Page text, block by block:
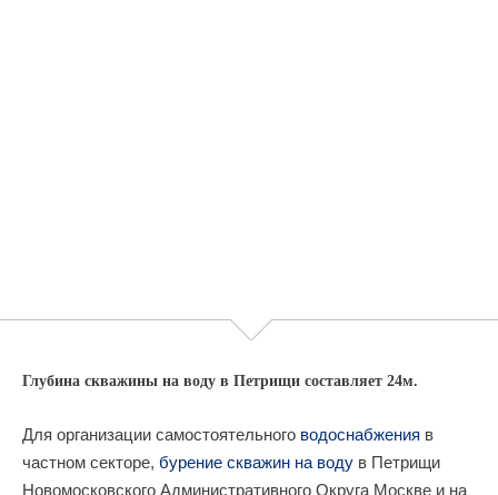
Глубина скважины на воду в Петрищи составляет 24м.
Для организации самостоятельного водоснабжения в
частном секторе, бурение скважин на воду в Петрищи
Новомосковского Административного Округа Москве и на